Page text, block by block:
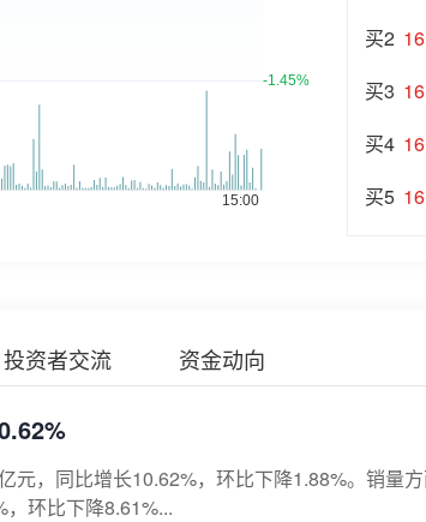
买2
买3
买4
买5
投资者交流 资金动向
，同比增长10.62%，环比下降1.88%。销量
环比下降8.61%...